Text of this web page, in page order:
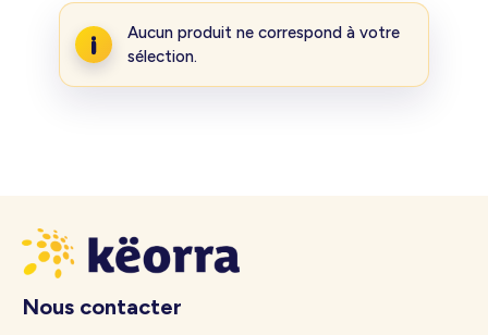
Aucun produit ne correspond à votre
sélection.
Nous contacter